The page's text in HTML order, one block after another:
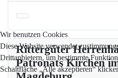
Rittergüter
Patronats Kirchen
Wir benutzen Cookies
Diese Website verwendet
Drittanbietern, um bestimmte
Schaltfläche „Alle akzeptieren“